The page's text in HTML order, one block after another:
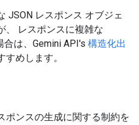
JSON レスポンス オブジェ
、 レスポンスに複雑な
は、Gemini API's 構造化出
めします。
ポンスの生成に関する制約を